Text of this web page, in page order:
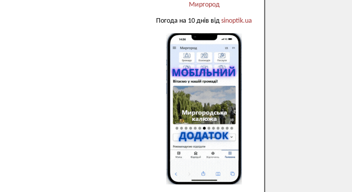
Миргород
Погода на 10 днів від sinoptik.ua